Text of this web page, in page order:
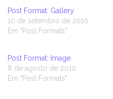
Post Format: Gallery
10 de setembro de 2010
Em "Post Formats"
Post Format: Image
8 de agosto de 2010
Em "Post Formats"